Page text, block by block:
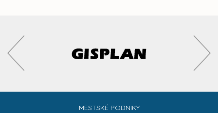
MESTSKÉ PODNIKY